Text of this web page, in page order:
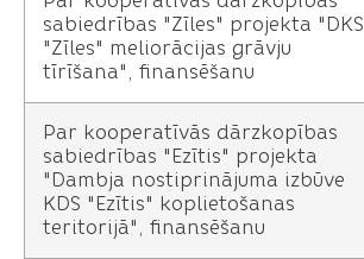
sabiedrības "Zīles" projekta "DKS
"Zīles" meliorācijas grāvju
tīrīšana", finansēšanu
Par kooperatīvās dārzkopības
sabiedrības "Ezītis" projekta
"Dambja nostiprinājuma izbūve
KDS "Ezītis" koplietošanas
teritorijā", finansēšanu